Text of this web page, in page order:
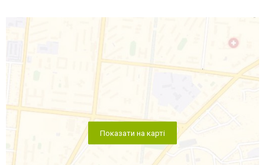
Показати на карті